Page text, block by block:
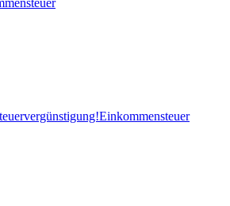
Einkommensteuer